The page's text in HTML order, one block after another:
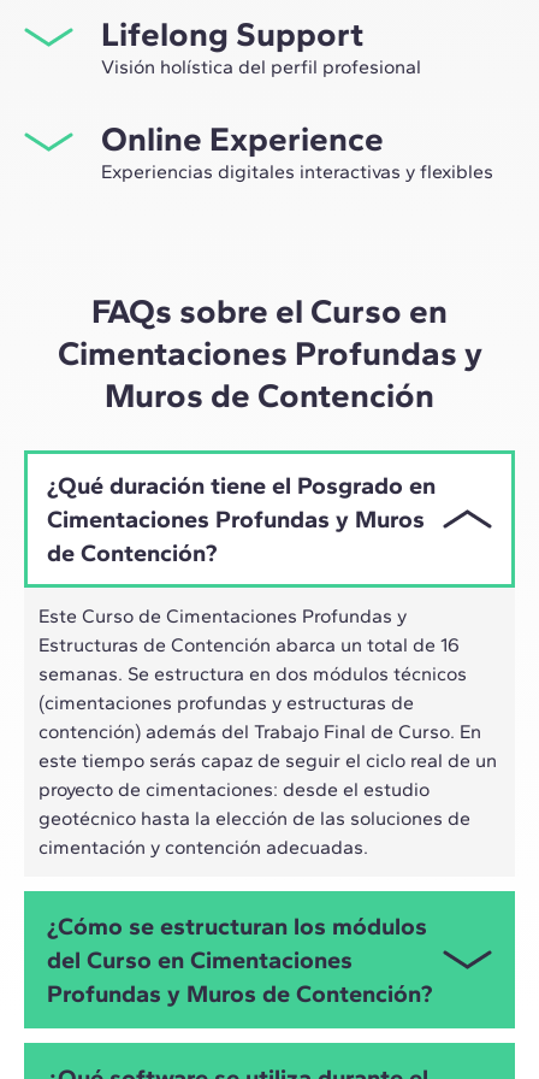
network profesional, sino tener la ocasión única de
participar en grupos de trabajo seleccionados,
construcción.
Lifelong Support
Visión holística del perfil profesional
Máster, te acompañamos para tener una visión crítica y
360º de tu futuro como experto en el sector.
Online Experience
Experiencias digitales interactivas y flexibles
ritmo híbrido de los profesionales actuales.
FAQs sobre el Curso en
Cimentaciones Profundas y
Muros de Contención
¿Qué duración tiene el Posgrado en
Cimentaciones Profundas y Muros
de Contención?
Este Curso de Cimentaciones Profundas y
Estructuras de Contención abarca un total de 16
semanas. Se estructura en dos módulos técnicos
(cimentaciones profundas y estructuras de
contención) además del Trabajo Final de Curso. En
este tiempo serás capaz de seguir el ciclo real de un
proyecto de cimentaciones: desde el estudio
geotécnico hasta la elección de las soluciones de
cimentación y contención adecuadas.
¿Cómo se estructuran los módulos
del Curso en Cimentaciones
Profundas y Muros de Contención?